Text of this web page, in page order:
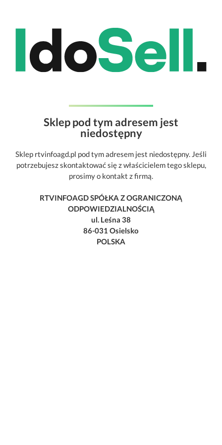
Sklep pod tym adresem jest
niedostępny
Sklep rtvinfoagd.pl pod tym adresem jest niedostępny. Jeśli
potrzebujesz skontaktować się z właścicielem tego sklepu,
prosimy o kontakt z firmą.
RTVINFOAGD SPÓŁKA Z OGRANICZONĄ
ODPOWIEDZIALNOŚCIĄ
ul. Leśna 38
86-031 Osielsko
POLSKA